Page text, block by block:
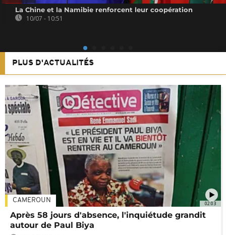
La Chine et la Namibie renforcent leur coopération
10/07 - 10:51
PLUS D'ACTUALITÉS
02:03
CAMEROUN
Après 58 jours d'absence, l'inquiétude grandit
autour de Paul Biya